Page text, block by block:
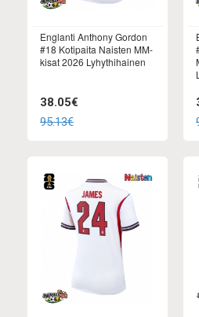
Englanti Anthony Gordon
#18 Kotipaita Naisten MM-
kisat 2026 Lyhythihainen
38.05€
95.13€